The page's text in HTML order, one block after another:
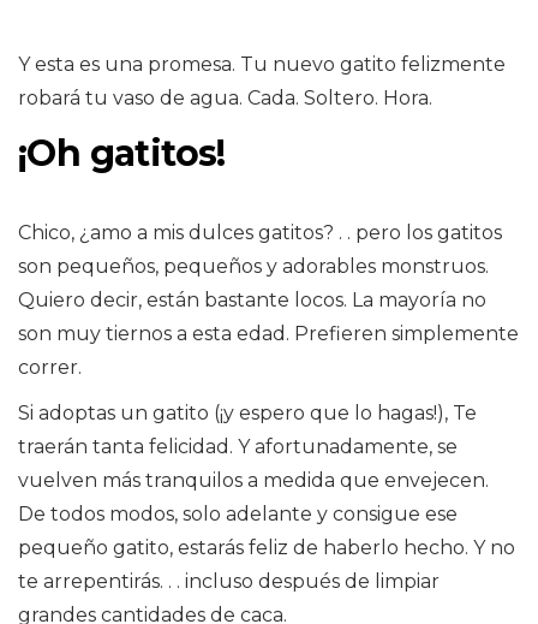
Y esta es una promesa. Tu nuevo gatito felizmente
robará tu vaso de agua. Cada. Soltero. Hora.
¡Oh gatitos!
Chico, ¿amo a mis dulces gatitos? . . pero los gatitos
son pequeños, pequeños y adorables monstruos.
Quiero decir, están bastante locos. La mayoría no
son muy tiernos a esta edad. Prefieren simplemente
correr.
Si adoptas un gatito (¡y espero que lo hagas!), Te
traerán tanta felicidad. Y afortunadamente, se
vuelven más tranquilos a medida que envejecen.
De todos modos, solo adelante y consigue ese
pequeño gatito, estarás feliz de haberlo hecho. Y no
te arrepentirás. . . incluso después de limpiar
grandes cantidades de caca.